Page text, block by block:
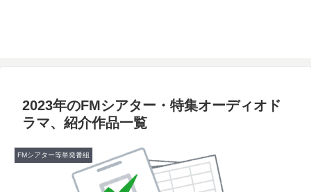
2023年のFMシアター・特集オーディオド
ラマ、紹介作品一覧
FMシアター等単発番組